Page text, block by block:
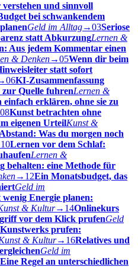
verstehen und sinnvoll
bei schwankendem
Geld im Alltag→03Seriose
statt AbkurzungLernen &
Aus jedem Kommentar einen
& Denken→05Wenn dir beim
statt sofort
06KI-Zusammenfassung
Quelle fuhrenLernen &
erklären, ohne sie zu
08Kunst betrachten ohne
eigenen UrteilKunst &
Was du morgen noch
10Lernen vor dem Schlaf:
Lernen &
behalten: eine Methode für
→ 12Ein Monatsbudget, das
Geld im
wenig Energie planen:
& Kultur→ 14Onlinekurs
vor dem Klick prufenGeld
prufen:
& Kultur→ 16Relatives und
Geld im
Regel an unterschiedlichen